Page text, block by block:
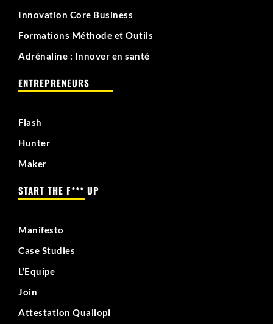
Innovation Core Business
Formations Méthode et Outils
Adrénaline : Innover en santé
ENTREPRENEURS
Flash
Hunter
Maker
START THE F*** UP
Manifesto
Case Studies
L’Equipe
Join
Attestation Qualiopi